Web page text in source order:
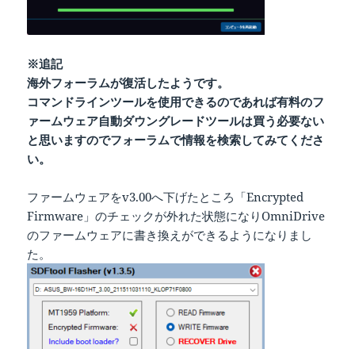
※追記
海外フォーラムが復活したようです。
コマンドラインツールを使用できるのであれば有料のフ
ァームウェア自動ダウングレードツールは買う必要ない
と思いますのでフォーラムで情報を検索してみてくださ
い。
ファームウェアをv3.00へ下げたところ「Encrypted
Firmware」のチェックが外れた状態になりOmniDrive
のファームウェアに書き換えができるようになりまし
た。